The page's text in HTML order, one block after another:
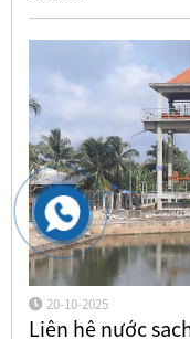
20-10-2025
Liên hệ nước